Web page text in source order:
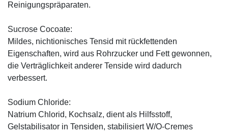
Reinigungspräparaten.
Sucrose Cocoate:
Mildes, nichtionisches Tensid mit rückfettenden
Eigenschaften, wird aus Rohrzucker und Fett gewonnen,
die Verträglichkeit anderer Tenside wird dadurch
verbessert.
Sodium Chloride:
Natrium Chlorid, Kochsalz, dient als Hilfsstoff,
Gelstabilisator in Tensiden, stabilisiert W/O-Cremes